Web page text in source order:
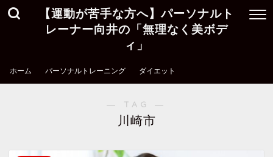
【運動が苦手な方へ】パーソナルト
レーナー向井の「無理なく美ボデ
ィ」
ホーム パーソナルトレーニング ダイエット
― TAG ―
川崎市